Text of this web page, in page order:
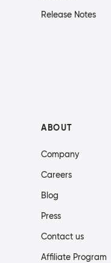
Release Notes
ABOUT
Company
Careers
Blog
Press
Contact us
Affiliate Program